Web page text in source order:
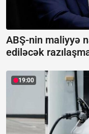
ABŞ-nin maliyyə
ediləcək
19:00